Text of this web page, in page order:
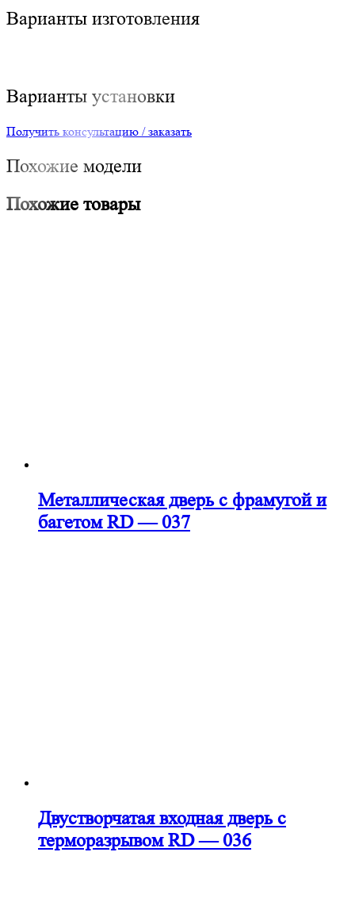
Варианты изготовления
Варианты установки
Получить консультацию / заказать
Похожие модели
Похожие товары
Металлическая дверь с фрамугой и
багетом RD — 037
Двустворчатая входная дверь с
терморазрывом RD — 036